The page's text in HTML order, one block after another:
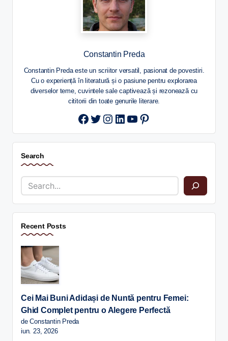
Constantin Preda
Constantin Preda este un scriitor versatil, pasionat de povestiri.
Cu o experiență în literatură și o pasiune pentru explorarea
diverselor teme, cuvintele sale captivează și rezonează cu
cititorii din toate genurile literare.
Twitter
Instagram
LinkedIn
YouTube
Pinterest
Search
Recent Posts
Cei Mai Buni Adidași de Nuntă pentru Femei:
Ghid Complet pentru o Alegere Perfectă
de Constantin Preda
iun. 23, 2026